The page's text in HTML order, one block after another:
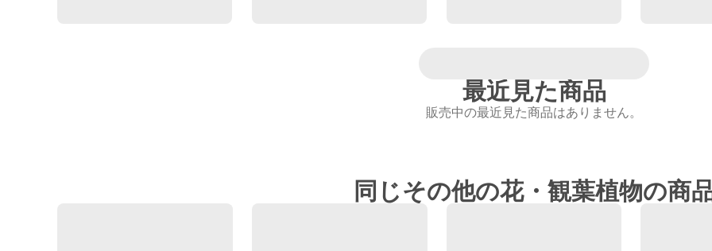
最近見た商品
販売中の最近見た商品はありません。
同じその他の花・観葉植物の商